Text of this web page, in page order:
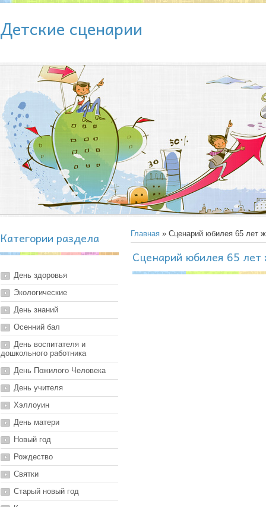
Детские сценарии
Категории раздела
День здоровья
Экологические
День знаний
Осенний бал
День воспитателя и
дошкольного работника
День Пожилого Человека
День учителя
Хэллоуин
День матери
Новый год
Рождество
Святки
Старый новый год
Главная » Сценарий юбилея 65 лет
Сценарий юбилея 65